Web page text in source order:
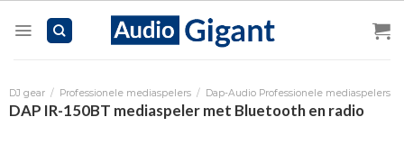
DJ gear / Professionele mediaspelers / Dap-Audio Professionele mediaspelers
DAP IR-150BT mediaspeler met Bluetooth en radio